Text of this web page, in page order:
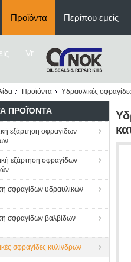
Προϊόντα Περίπου εμείς
Vr
Προϊόντα Υδραυλικές
ΠΡΟΪΌΝΤΑ
εξάρτηση σφραγίδων
εξάρτηση σφραγίδων
σφραγίδων υδραυλικών
σφραγίδων βαλβίδων
σφραγίδες κυλίνδρων